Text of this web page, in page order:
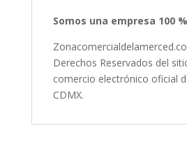
Somos una empresa 100
Derechos Reservados del
comercio electrónico oficial
CDMX.